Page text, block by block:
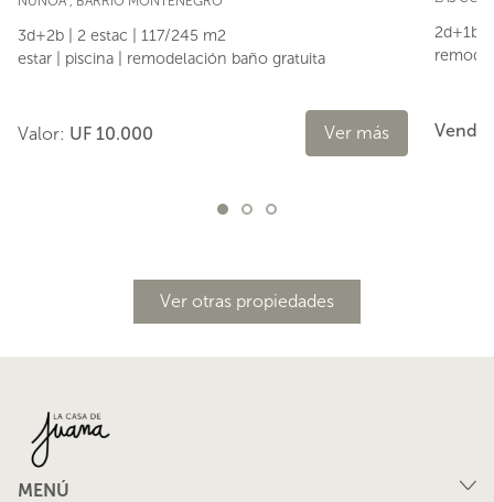
3d+2b | 2 estac | 117/245 m2
estar | piscina | remodelación baño gratuita
Valor: UF 10.000 Ver más
2d+1b |
Ver otras propiedades
MENÚ